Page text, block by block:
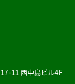
11 西中島ビル4F